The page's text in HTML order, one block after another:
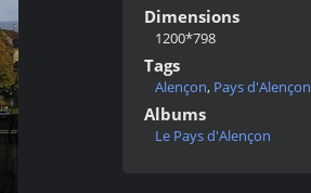
Dimensions
1200*798
Tags
Alençon, Pays d'Alençon
Albums
Le Pays d'Alençon